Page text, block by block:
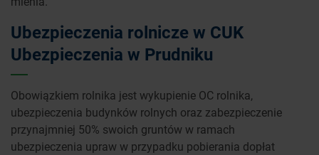
Ubezpieczenia rolnicze w CUK
Ubezpieczenia w Prudniku
Obowiązkiem rolnika jest wykupienie OC rolnika,
ubezpieczenia budynków rolnych oraz zabezpieczenie
przynajmniej 50% swoich gruntów w ramach
ubezpieczenia upraw w przypadku pobierania dopłat